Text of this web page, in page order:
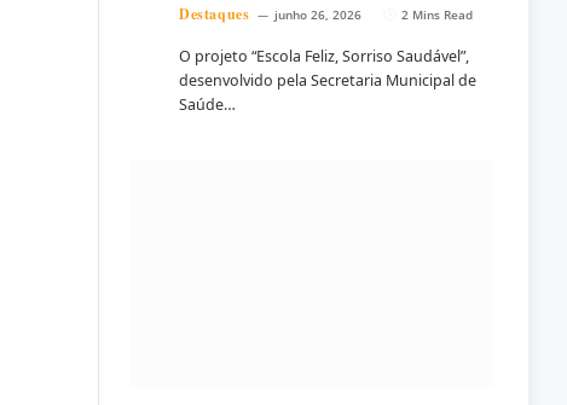
Destaques junho 26, 2026 2 Mins Read
O projeto “Escola Feliz, Sorriso Saudável”,
desenvolvido pela Secretaria Municipal de
Saúde…